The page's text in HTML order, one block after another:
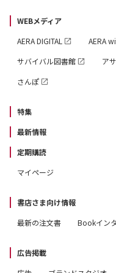
WEBメディア
AERA DIGITAL
AERA
サバイバル図書館
ア
さんぽ
特集
最新情報
定期購読
マイページ
書店さま向け情報
最新の注文書
Bookイン
広告掲載